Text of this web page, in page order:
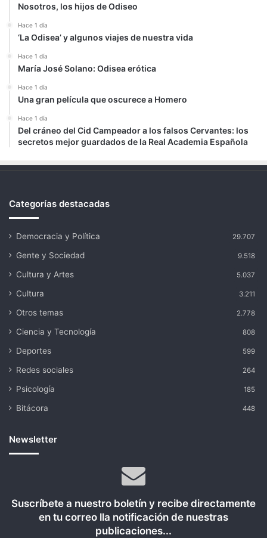
Nosotros, los hijos de Odiseo
Hace 1 día
‘La Odisea’ y algunos viajes de nuestra vida
Hace 1 día
María José Solano: Odisea erótica
Hace 1 día
Una gran película que oscurece a Homero
Hace 1 día
Del cráneo del Cid Campeador a los falsos Cervantes: los
secretos mejor guardados de la Real Academia Española
Categorías destacadas
Democracia y Política 29.707
Gente y Sociedad 9.518
Cultura y Artes 5.037
Cultura 3.211
Otros temas 2.778
Ciencia y Tecnología 808
Deportes 599
Redes sociales 264
Psicología 185
Bitácora 448
Newsletter
Suscríbete a nuestro boletín y recibe directamente
en tu correo lla notificación de nuestras
publicaciones...